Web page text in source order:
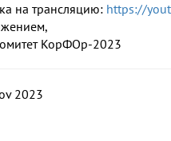
на трансляцию: https://
КорФОр-2023
2023